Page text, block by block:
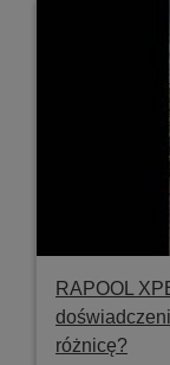
RAPOOL
różnicę?